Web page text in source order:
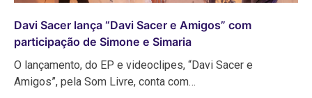
Davi Sacer lança “Davi Sacer e Amigos” com
participação de Simone e Simaria
O lançamento, do EP e videoclipes, “Davi Sacer e
Amigos”, pela Som Livre, conta com…